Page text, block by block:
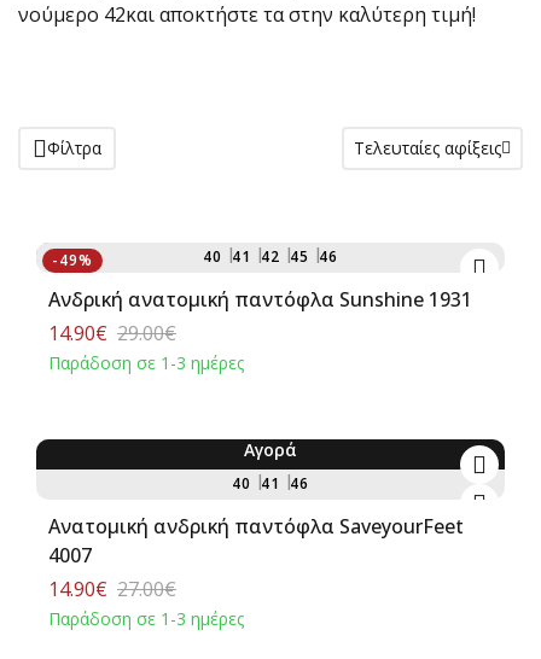
νούμερο 42και αποκτήστε τα στην καλύτερη τιμή!
Φίλτρα Τελευταίες αφίξεις
-49% 40 41 42 45 46
Ανδρική ανατομική παντόφλα Sunshine 1931
14.90€ 29.00€
Παράδοση σε 1-3 ημέρες
40
41 46
Αγορά
Ανατομική ανδρική παντόφλα SaveyourFeet
4007
14.90€ 27.00€
Παράδοση σε 1-3 ημέρες